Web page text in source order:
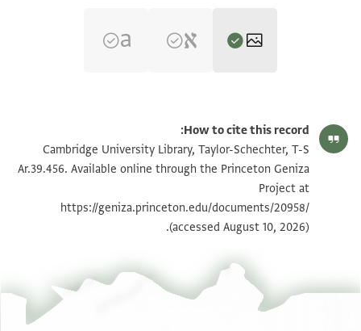
T-S Ar.39.456 1v הגדל וסובב
תנאי היתר שימוש בתצלום
How to cite this record:
Cambridge University Library, Taylor-Schechter, T-S
Ar.39.456. Available online through the Princeton Geniza
Project at
https://geniza.princeton.edu/documents/20958/
(accessed August 10, 2026).